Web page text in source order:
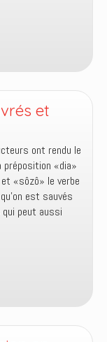
et
ont rendu le
préposition «dia»
«sôzô» le verbe
est sauvés
peut aussi